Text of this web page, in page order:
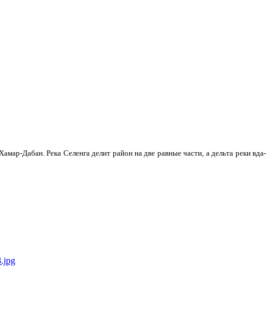
Дабан. Река Селенга делит район на две равные части, а дельта реки вда­